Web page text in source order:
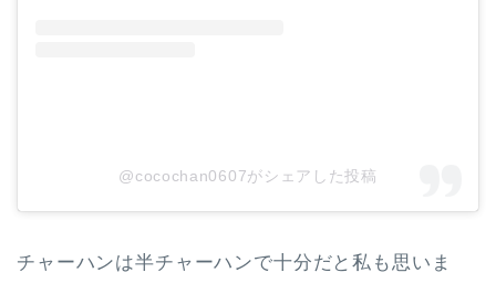
@cocochan0607がシェアした投稿
チャーハンは半チャーハンで十分だと私も思いま